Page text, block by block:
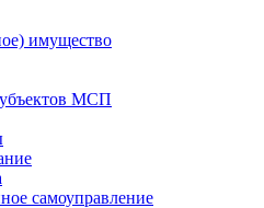
имущество
МСП
самоуправление